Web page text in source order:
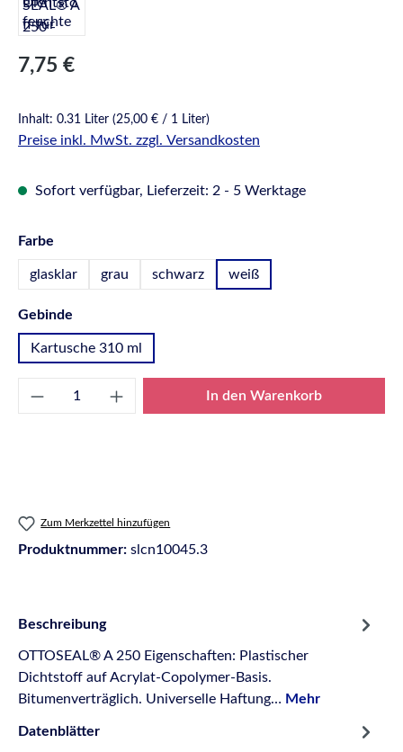
Regulärer Preis:
7,75 €
Inhalt: 0.31 Liter (25,00 € / 1 Liter)
Preise inkl. MwSt. zzgl. Versandkosten
Sofort verfügbar, Lieferzeit: 2 - 5 Werktage
Farbe
glasklar grau schwarz weiß
Gebinde
Kartusche 310 ml
Produkt Anzahl: Gib den gewünschten
In den Warenkorb
Zum Merkzettel hinzufügen
Produktnummer: slcn10045.3
Beschreibung
OTTOSEAL® A 250 Eigenschaften: Plastischer
Dichtstoff auf Acrylat-Copolymer-Basis.
Bitumenverträglich. Universelle Haftung… Mehr
Datenblätter